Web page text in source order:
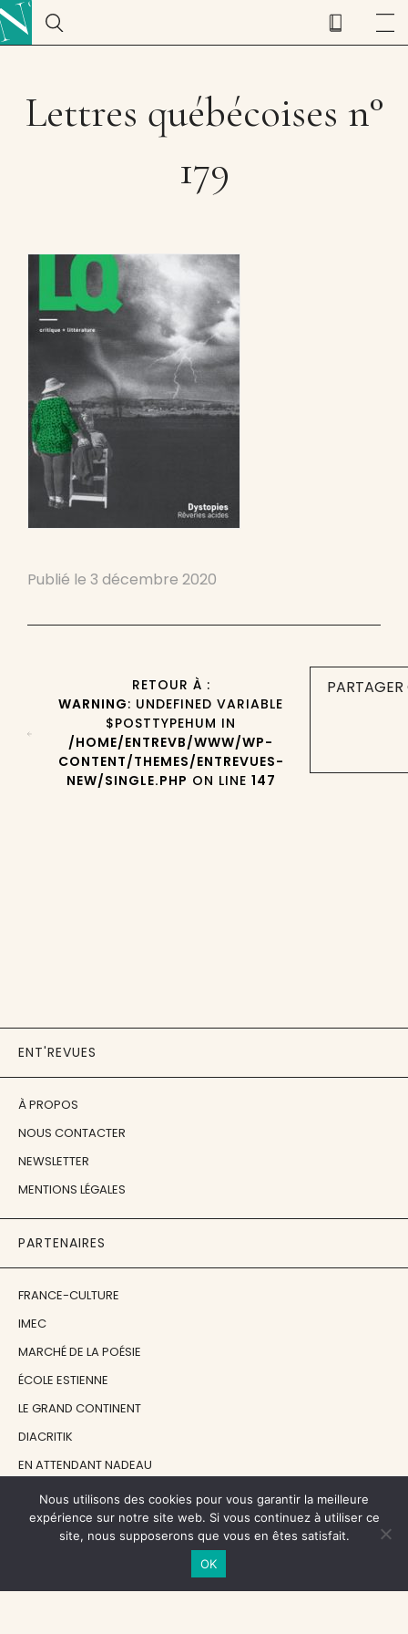
Lettres québécoises n°
179
Publié le 3 décembre 2020
RETOUR À :
WARNING: UNDEFINED VARIABLE
$POSTTYPEHUM IN
/HOME/ENTREVB/WWW/WP-
CONTENT/THEMES/ENTREVUES-
NEW/SINGLE.PHP ON LINE 147
ENT'REVUES
À PROPOS
NOUS CONTACTER
NEWSLETTER
MENTIONS LÉGALES
PARTENAIRES
FRANCE-CULTURE
IMEC
MARCHÉ DE LA POÉSIE
ÉCOLE ESTIENNE
LE GRAND CONTINENT
DIACRITIK
EN ATTENDANT NADEAU
NOS SOUTIENS
Nous utilisons des cookies pour vous garantir la meilleure
expérience sur notre site web. Si vous continuez à utiliser ce
site, nous supposerons que vous en êtes satisfait.
OK